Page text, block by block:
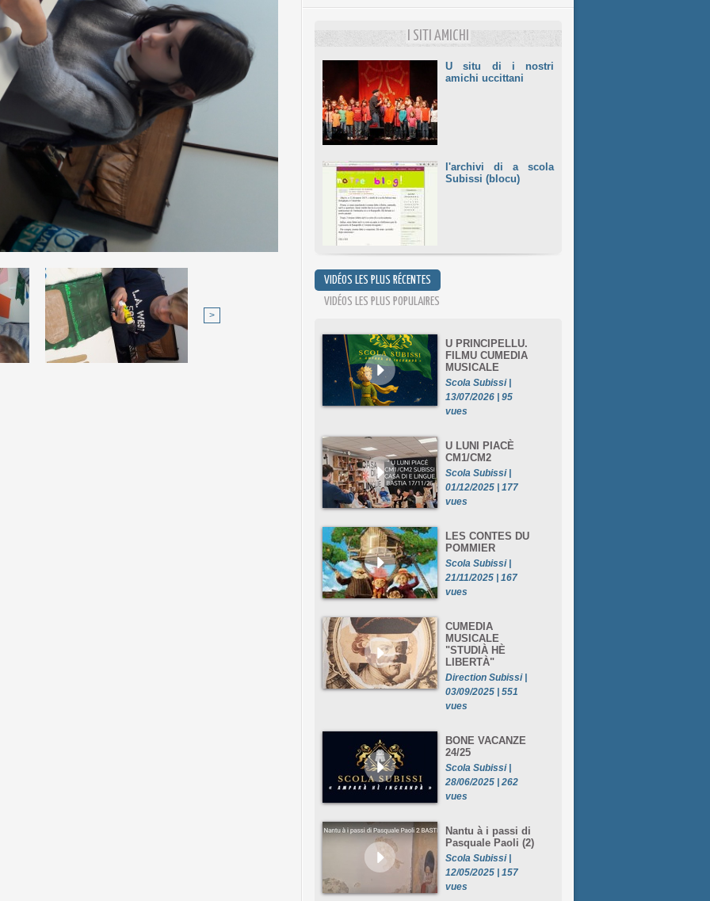
>
I SITI AMICHI
U situ di i nostri
amichi uccittani
l'archivi di a scola
Subissi (blocu)
VIDÉOS LES PLUS RÉCENTES
VIDÉOS LES PLUS POPULAIRES
U PRINCIPELLU.
FILMU CUMEDIA
MUSICALE
Scola Subissi |
13/07/2026 | 95
vues
U LUNI PIACÈ
CM1/CM2
Scola Subissi |
01/12/2025 | 177
vues
LES CONTES DU
POMMIER
Scola Subissi |
21/11/2025 | 167
vues
CUMEDIA
MUSICALE
"STUDIÀ HÈ
LIBERTÀ"
Direction Subissi |
03/09/2025 | 551
vues
BONE VACANZE
24/25
Scola Subissi |
28/06/2025 | 262
vues
Nantu à i passi di
Pasquale Paoli (2)
Scola Subissi |
12/05/2025 | 157
vues